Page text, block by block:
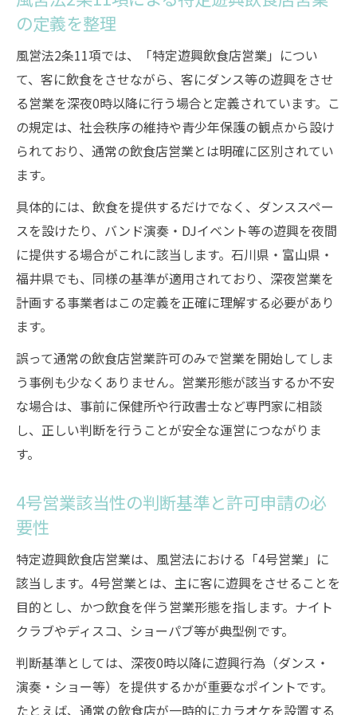
の定義を整理
風営法2条11項では、「特定遊興飲食店営業」につい
て、客に飲食をさせながら、客にダンス等の遊興をさせ
る営業を深夜0時以降に行う場合と定義されています。こ
の規定は、社会秩序の維持や青少年保護の観点から設け
られており、通常の飲食店営業とは明確に区別されてい
ます。
具体的には、飲食を提供するだけでなく、ダンススペー
スを設けたり、バンド演奏・DJイベント等の遊興を夜間
に提供する場合がこれに該当します。石川県・富山県・
福井県でも、同様の基準が適用されており、深夜営業を
計画する事業者はこの定義を正確に理解する必要があり
ます。
誤って通常の飲食店営業許可のみで営業を開始してしま
う事例も少なくありません。営業形態が該当するか不安
な場合は、事前に保健所や行政書士など専門家に相談
し、正しい判断を行うことが安全な運営につながりま
す。
4号営業該当性の判断基準と許可申請の必
要性
特定遊興飲食店営業は、風営法における「4号営業」に
該当します。4号営業とは、主に客に遊興をさせることを
目的とし、かつ飲食を伴う営業形態を指します。ナイト
クラブやディスコ、ショーパブ等が典型例です。
判断基準としては、深夜0時以降に遊興行為（ダンス・
演奏・ショー等）を提供するかが重要なポイントです。
たとえば、通常の飲食店が一時的にカラオケを設置する